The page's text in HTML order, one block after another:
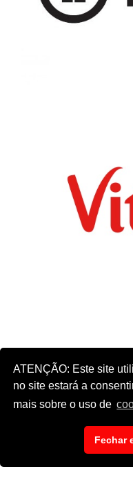
ATENÇÃO: Este site
no site estará a
mais sobre o uso de
Fechar